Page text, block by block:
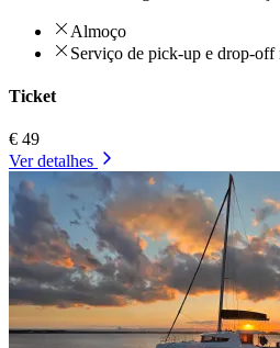
Almoço
Serviço de pick-up e drop-off
Ticket
€ 49
Ver detalhes